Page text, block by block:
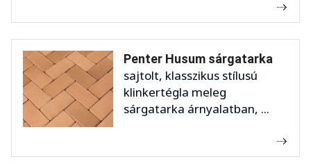
Penter Husum sárgatarka
sajtolt, klasszikus stílusú
klinkertégla meleg
sárgatarka árnyalatban, ...